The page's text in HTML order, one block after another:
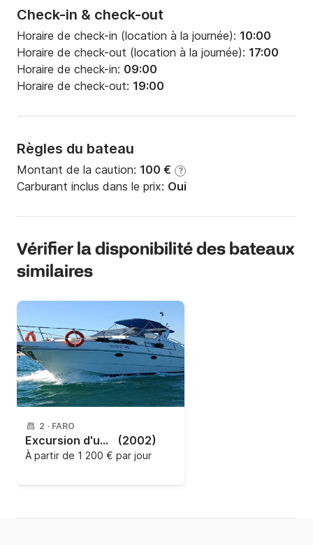
Check-in & check-out
Horaire de check-in (location à la journée): 10:00
Horaire de check-out (location à la journée): 17:00
Horaire de check-in: 09:00
Horaire de check-out: 19:00
Règles du bateau
Montant de la caution: 100 € ?
Carburant inclus dans le prix: Oui
Vérifier la disponibilité des bateaux
similaires
2 · FARO
Excursion d'une demi-journée + coucher de soleil sur un Rio Yachts (2002)
À partir de 1 200 € par jour